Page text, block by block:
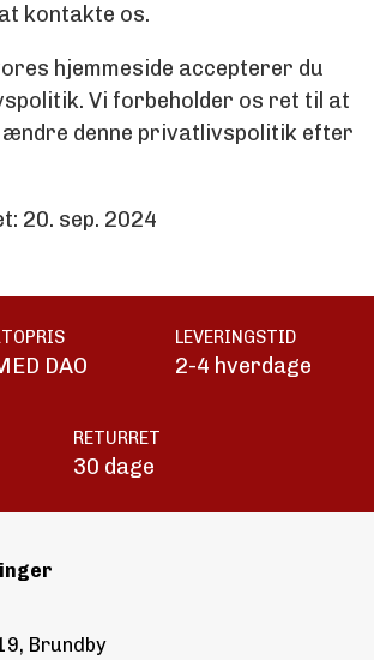
kontakte os.
hjemmeside accepterer du
Vi forbeholder os ret til at
denne privatlivspolitik efter
20. sep. 2024
DAO
LEVERINGSTID
2-4 hverdage
RETURRET
30 dage
Brundby